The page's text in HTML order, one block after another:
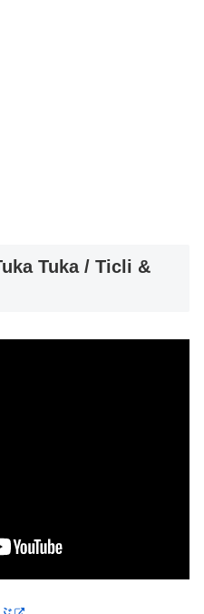
Tuka / Ticli &